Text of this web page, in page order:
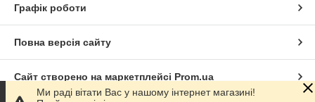
Графік роботи
Повна версія сайту
Сайт створено на маркетплейсі Prom.ua
Ми раді вітати Вас у нашому інтернет магазині!